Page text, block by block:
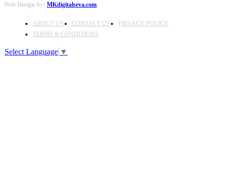
Web Design by: MKdigitalseva.com
ABOUT US CONTACT US
PRIVACY POLICY
TERMS & CONDITIONS
Select Language ▼